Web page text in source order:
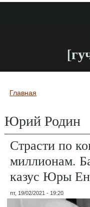
Вы здесь
Главная
Юрий Родин
Страсти по
миллионам.
казус Юры
пт, 19/02/2021 - 19:20